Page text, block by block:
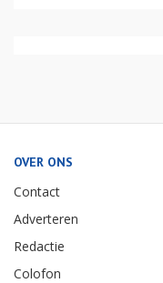
OVER ONS
Contact
Adverteren
Redactie
Colofon